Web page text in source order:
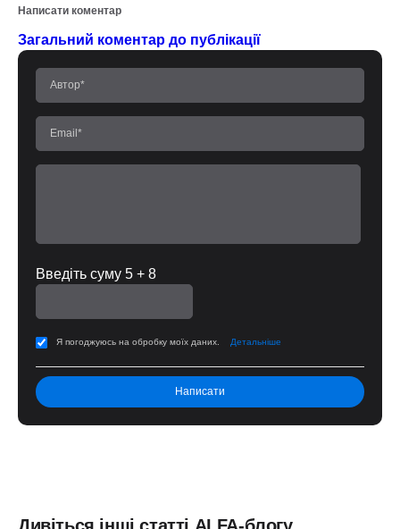
Написати коментар
Загальний коментар до публікації
Введіть суму 5 + 8
Я погоджуюсь на обробку моїх даних. Детальніше
Дивіться інші статті ALFA-блогу